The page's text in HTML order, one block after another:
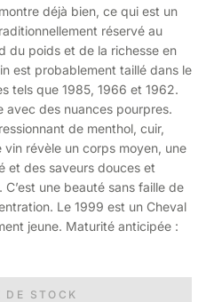
déjà bien, ce qui est un
réservé au
du poids et de la richesse en
est probablement taillé dans le
tels que 1985, 1966 et 1962.
avec des nuances pourpres.
de menthol, cuir,
révèle un corps moyen, une
et des saveurs douces et
une beauté sans faille de
Le 1999 est un Cheval
jeune. Maturité anticipée :
DE STOCK